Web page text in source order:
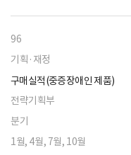
96
기획·재정
구매실적(중증장애인 제품)
전략기획부
분기
1월, 4월, 7월, 10월